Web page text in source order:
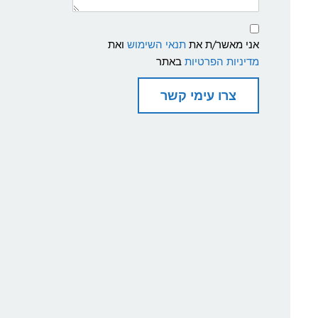
תנאי
שימוש
ומדיניות
פרטיות
אני מאשר/ת אתתנאי השימוש ואת
מדיניות הפרטיות באתר
צרו עימי קשר